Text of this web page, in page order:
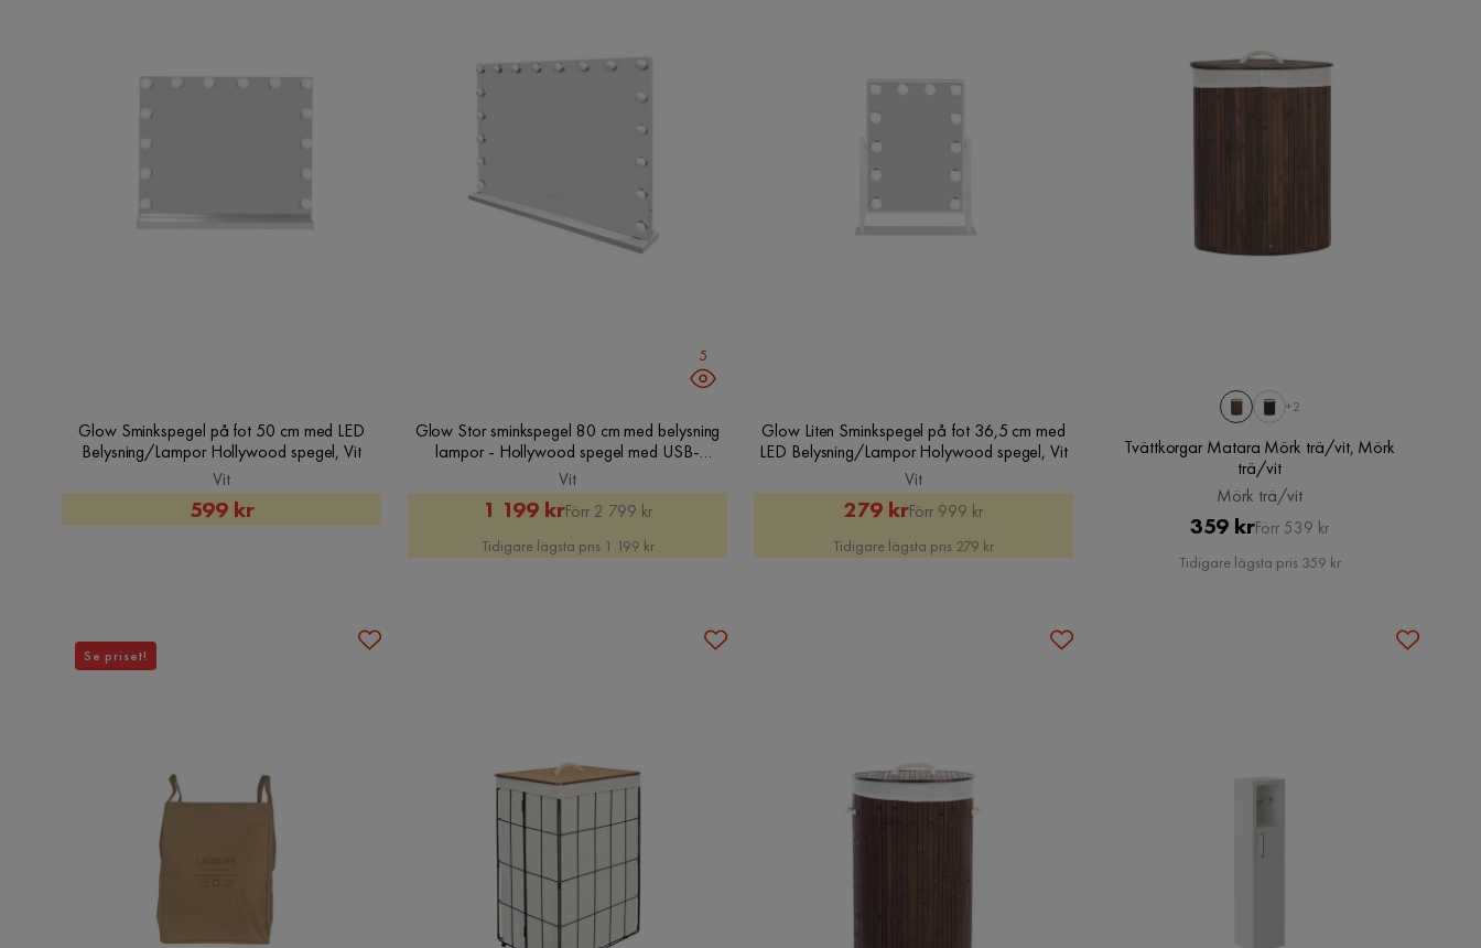
Glow Sminkspegel på fot 50 cm med LED
Belysning/Lampor Hollywood spegel, Vit
Vit
Rabatterat
599 kr
5
Glow Stor sminkspegel 80 cm med belysning
lampor - Hollywood spegel med USB-
charging, Vit
Vit
Rabatterat
Pris
1 199 krOriginal
Pris
Förr 2 799 kr
Tidigare lägsta pris 1 199 kr
Glow Liten Sminkspegel på fot 36,5 cm med
LED Belysning/Lampor Holywood spegel, Vit
Vit
Rabatterat
Pris
279 krOriginal
Pris
Förr 999 kr
Tidigare lägsta pris 279 kr
+2
Tvättkorgar Matara Mörk trä/vit, Mörk
trä/vit
Mörk trä/vit
Pris
359 krOriginal
Pris
Förr 539 kr
Tidigare lägsta pris 359 kr
Se priset!